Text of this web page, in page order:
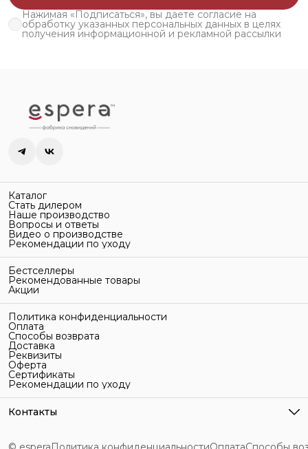
Нажимая «Подписаться», вы даете согласие на
обработку указанных персональных данных в целях
получения информационной и рекламной рассылки
Каталог
Стать дилером
Наше производство
Вопросы и ответы
Видео о производстве
Рекомендации по уходу
Бестселлеры
Рекомендованные товары
Акции
Политика конфиденциальности
Оплата
Способы возврата
Доставка
Реквизиты
Оферта
Сертификаты
Рекомендации по уходу
Контакты